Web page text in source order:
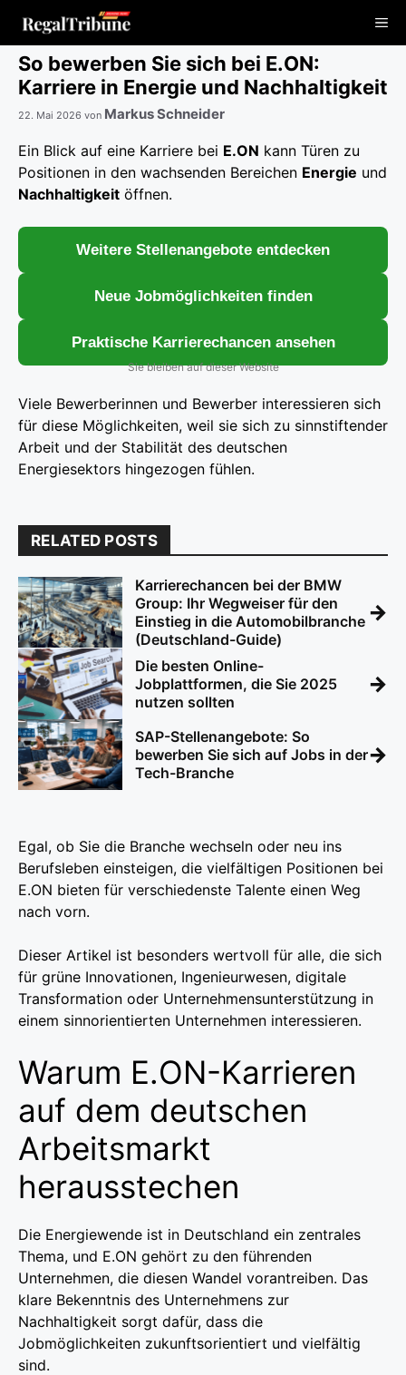
Inhalt
springen
So bewerben Sie sich bei E.ON:
Karriere in Energie und Nachhaltigkeit
22. Mai 2026 von Markus Schneider
Ein Blick auf eine Karriere bei E.ON kann Türen zu
Positionen in den wachsenden Bereichen Energie und
Nachhaltigkeit öffnen.
Weitere Stellenangebote entdecken
Neue Jobmöglichkeiten finden
Praktische Karrierechancen ansehen
Sie bleiben auf dieser Website
Viele Bewerberinnen und Bewerber interessieren sich
für diese Möglichkeiten, weil sie sich zu sinnstiftender
Arbeit und der Stabilität des deutschen
Energiesektors hingezogen fühlen.
RELATED POSTS
Karrierechancen bei der BMW
Group: Ihr Wegweiser für den
Einstieg in die Automobilbranche
(Deutschland-Guide)
→
Die besten Online-
Jobplattformen, die Sie 2025
nutzen sollten
→
SAP-Stellenangebote: So
bewerben Sie sich auf Jobs in der
Tech-Branche
→
Egal, ob Sie die Branche wechseln oder neu ins
Berufsleben einsteigen, die vielfältigen Positionen bei
E.ON bieten für verschiedenste Talente einen Weg
nach vorn.
Dieser Artikel ist besonders wertvoll für alle, die sich
für grüne Innovationen, Ingenieurwesen, digitale
Transformation oder Unternehmensunterstützung in
einem sinnorientierten Unternehmen interessieren.
Warum E.ON-Karrieren
auf dem deutschen
Arbeitsmarkt
herausstechen
Die Energiewende ist in Deutschland ein zentrales
Thema, und E.ON gehört zu den führenden
Unternehmen, die diesen Wandel vorantreiben. Das
klare Bekenntnis des Unternehmens zur
Nachhaltigkeit sorgt dafür, dass die
Jobmöglichkeiten zukunftsorientiert und vielfältig
sind.